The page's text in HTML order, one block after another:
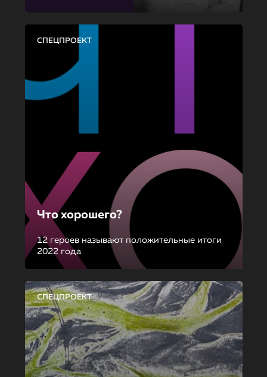
СПЕЦПРОЕКТ
Что хорошего?
12 героев называют положительные итоги
2022 года
СПЕЦПРОЕКТ